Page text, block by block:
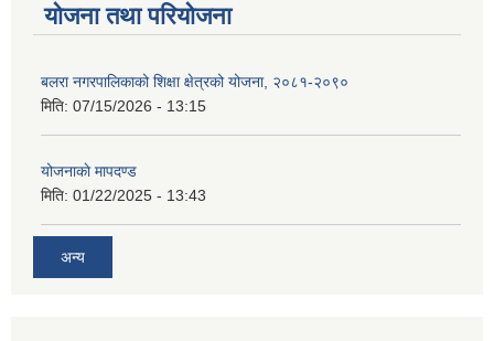
योजना तथा परियोजना
बलरा नगरपालिकाको शिक्षा क्षेत्रको योजना, २०८१-२०९०
मिति: 07/15/2026 - 13:15
योजनाकाे मापदण्ड
मिति: 01/22/2025 - 13:43
अन्य